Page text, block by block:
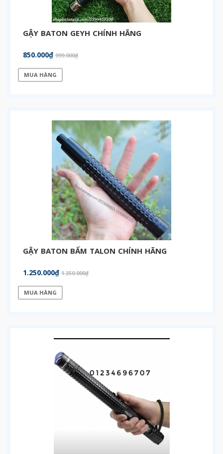
GẬY BATON GEYH CHÍNH HÃNG
850.000₫ 999.000₫
MUA HÀNG
GẬY BATON BẤM TALON CHÍNH HÃNG
1.250.000₫ 1.350.000₫
MUA HÀNG